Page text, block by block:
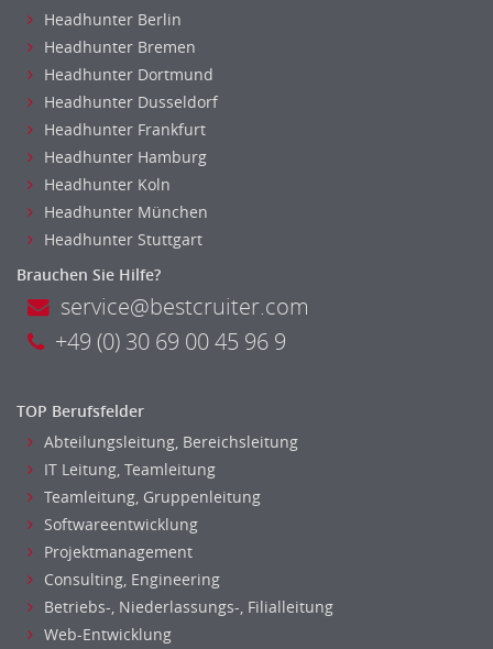
Headhunter Berlin
Headhunter Bremen
Headhunter Dortmund
Headhunter Dusseldorf
Headhunter Frankfurt
Headhunter Hamburg
Headhunter Koln
Headhunter München
Headhunter Stuttgart
Brauchen Sie Hilfe?
service@bestcruiter.com
+49 (0) 30 69 00 45 96 9
TOP Berufsfelder
Abteilungsleitung, Bereichsleitung
IT Leitung, Teamleitung
Teamleitung, Gruppenleitung
Softwareentwicklung
Projektmanagement
Consulting, Engineering
Betriebs-, Niederlassungs-, Filialleitung
Web-Entwicklung